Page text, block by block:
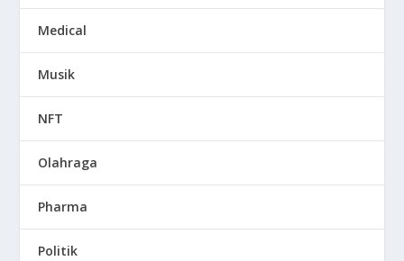
Medical
Musik
NFT
Olahraga
Pharma
Politik